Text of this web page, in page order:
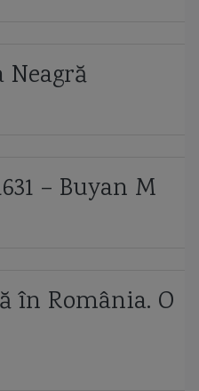
– Buyan M
România. O